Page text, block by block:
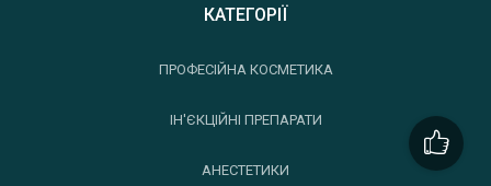
КАТЕГОРІЇ
ПРОФЕСІЙНА КОСМЕТИКА
ІН'ЄКЦІЙНІ ПРЕПАРАТИ
АНЕСТЕТИКИ